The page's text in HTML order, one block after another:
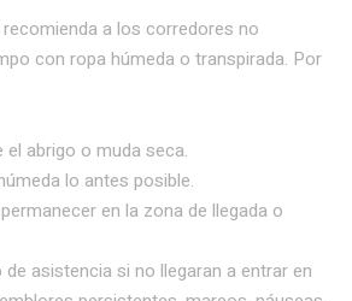
a los corredores no
con ropa húmeda o transpirada. Por
el abrigo o muda seca.
lo antes posible.
en la zona de llegada o
de asistencia si no llegaran a entrar en